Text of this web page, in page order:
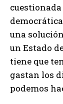
una
un Estado
tiene que
gastan los
podemos